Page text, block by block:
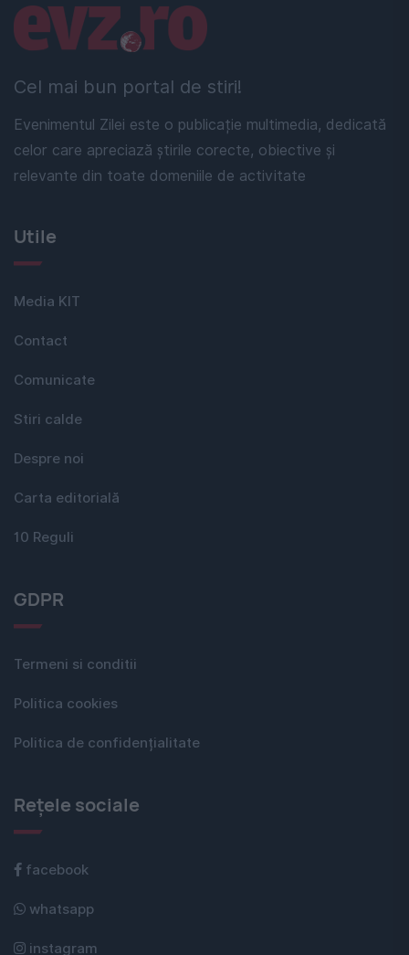
Cel mai bun portal de stiri!
Evenimentul Zilei este o publicație multimedia, dedicată
celor care apreciază știrile corecte, obiective și
relevante din toate domeniile de activitate
Linkuri utile
Utile
Media KIT
Contact
Comunicate
Stiri calde
Despre noi
Carta editorială
10 Reguli
GDPR
Termeni si conditii
Politica cookies
Politica de confidențialitate
Rețele sociale
facebook
whatsapp
instagram